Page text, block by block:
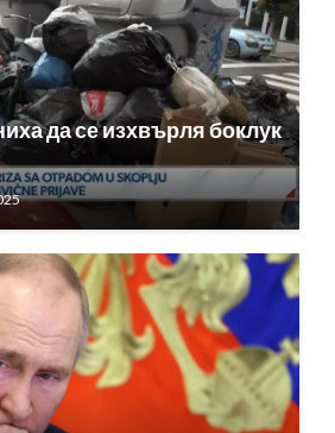
да се изхвърля боклук